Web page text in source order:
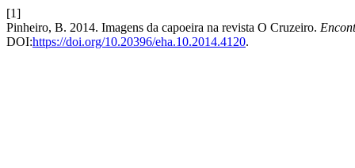
[1]
Pinheiro, B. 2014. Imagens da capoeira na revista O Cruzeiro.
DOI:https://doi.org/10.20396/eha.10.2014.4120.